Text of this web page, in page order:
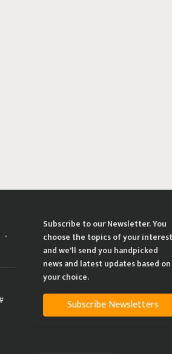
Subscribe to our Newsletter. You
choose the topics of your interest
and we'll send you handpicked
news and latest updates based on
your choice.
Subscribe Newsletters